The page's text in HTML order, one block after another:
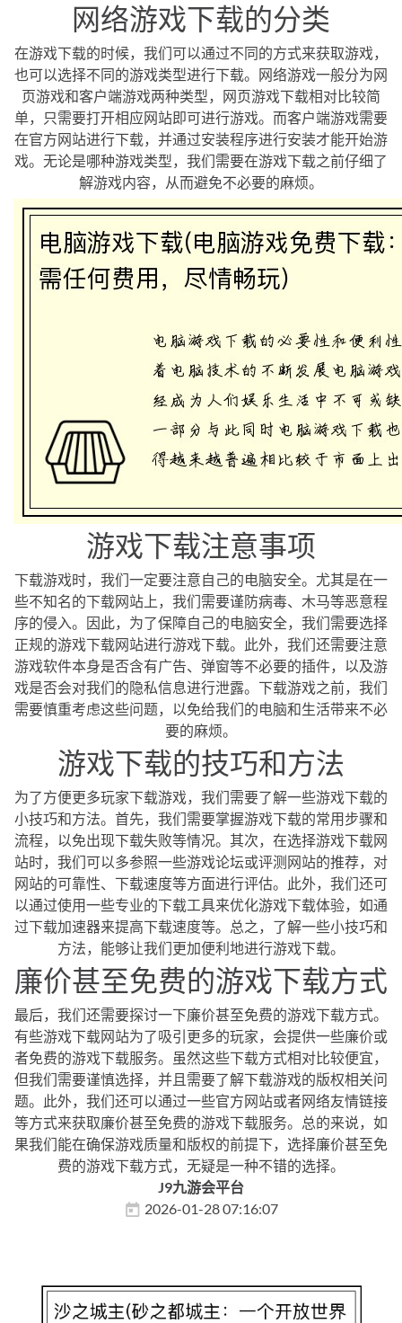
网络游戏下载的分类
在游戏下载的时候，我们可以通过不同的方式来获取游戏，
也可以选择不同的游戏类型进行下载。网络游戏一般分为网
页游戏和客户端游戏两种类型，网页游戏下载相对比较简
单，只需要打开相应网站即可进行游戏。而客户端游戏需要
在官方网站进行下载，并通过安装程序进行安装才能开始游
戏。无论是哪种游戏类型，我们需要在游戏下载之前仔细了
解游戏内容，从而避免不必要的麻烦。
游戏下载注意事项
下载游戏时，我们一定要注意自己的电脑安全。尤其是在一
些不知名的下载网站上，我们需要谨防病毒、木马等恶意程
序的侵入。因此，为了保障自己的电脑安全，我们需要选择
正规的游戏下载网站进行游戏下载。此外，我们还需要注意
游戏软件本身是否含有广告、弹窗等不必要的插件，以及游
戏是否会对我们的隐私信息进行泄露。下载游戏之前，我们
需要慎重考虑这些问题，以免给我们的电脑和生活带来不必
要的麻烦。
游戏下载的技巧和方法
为了方便更多玩家下载游戏，我们需要了解一些游戏下载的
小技巧和方法。首先，我们需要掌握游戏下载的常用步骤和
流程，以免出现下载失败等情况。其次，在选择游戏下载网
站时，我们可以多参照一些游戏论坛或评测网站的推荐，对
网站的可靠性、下载速度等方面进行评估。此外，我们还可
以通过使用一些专业的下载工具来优化游戏下载体验，如通
过下载加速器来提高下载速度等。总之，了解一些小技巧和
方法，能够让我们更加便利地进行游戏下载。
廉价甚至免费的游戏下载方式
最后，我们还需要探讨一下廉价甚至免费的游戏下载方式。
有些游戏下载网站为了吸引更多的玩家，会提供一些廉价或
者免费的游戏下载服务。虽然这些下载方式相对比较便宜，
但我们需要谨慎选择，并且需要了解下载游戏的版权相关问
题。此外，我们还可以通过一些官方网站或者网络友情链接
等方式来获取廉价甚至免费的游戏下载服务。总的来说，如
果我们能在确保游戏质量和版权的前提下，选择廉价甚至免
费的游戏下载方式，无疑是一种不错的选择。
J9九游会平台
2026-01-28 07:16:07